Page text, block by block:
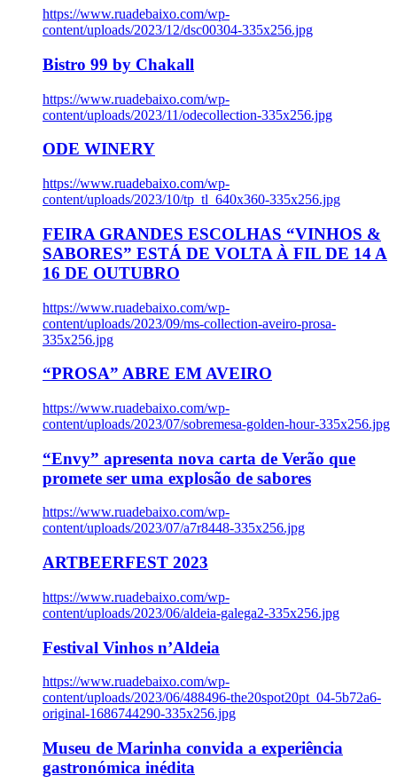
https://www.ruadebaixo.com/wp-
content/uploads/2023/12/dsc00304-335x256.jpg
Bistro 99 by Chakall
https://www.ruadebaixo.com/wp-
content/uploads/2023/11/odecollection-335x256.jpg
ODE WINERY
https://www.ruadebaixo.com/wp-
content/uploads/2023/10/tp_tl_640x360-335x256.jpg
FEIRA GRANDES ESCOLHAS “VINHOS &
SABORES” ESTÁ DE VOLTA À FIL DE 14 A
16 DE OUTUBRO
https://www.ruadebaixo.com/wp-
content/uploads/2023/09/ms-collection-aveiro-prosa-
335x256.jpg
“PROSA” ABRE EM AVEIRO
https://www.ruadebaixo.com/wp-
content/uploads/2023/07/sobremesa-golden-hour-335x256.jpg
“Envy” apresenta nova carta de Verão que
promete ser uma explosão de sabores
https://www.ruadebaixo.com/wp-
content/uploads/2023/07/a7r8448-335x256.jpg
ARTBEERFEST 2023
https://www.ruadebaixo.com/wp-
content/uploads/2023/06/aldeia-galega2-335x256.jpg
Festival Vinhos n’Aldeia
https://www.ruadebaixo.com/wp-
content/uploads/2023/06/488496-the20spot20pt_04-5b72a6-
original-1686744290-335x256.jpg
Museu de Marinha convida a experiência
gastronómica inédita